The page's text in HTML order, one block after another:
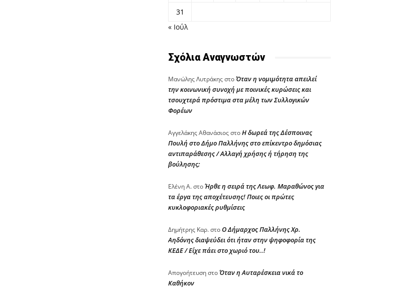
31
« Ιούλ
Σχόλια Αναγνωστών
Μανώλης ΛυτράκηςστοΌταν η νομιμότητα απειλεί
την κοινωνική συνοχή με ποινικές κυρώσεις και
τσουχτερά πρόστιμα στα μέλη των Συλλογικών
Φορέων
Αγγελάκης ΑθανάσιοςστοΗ δωρεά της Δέσποινας
Πουλή στο Δήμο Παλλήνης στο επίκεντρο δημόσιας
αντιπαράθεσης / Αλλαγή χρήσης ή τήρηση της
βούλησης;
Ελένη Α.στοΉρθε η σειρά της Λεωφ. Μαραθώνος για
τα έργα της αποχέτευσης! Ποιες οι πρώτες
κυκλοφοριακές ρυθμίσεις
Δημήτρης Καρ.στοΟ Δήμαρχος Παλλήνης Χρ.
Αηδόνης διαψεύδει ότι ήταν στην ψηφοφορία της
ΚΕΔΕ / Είχε πάει στο χωριό του..!
ΑπογοήτευσηστοΌταν η Αυταρέσκεια νικά το
Καθήκον